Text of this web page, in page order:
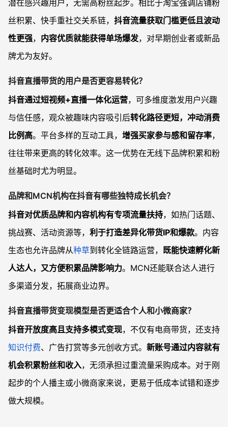
潜在感兴趣用户，无需高粉丝起步。相比于淘宝强调店铺粉
丝积累、快手重社交关系链， 抖音流量获取门槛更低且波动
性更强， 内容优质就能获得单场爆发，对早期创业者或新品
牌尤为友好。
抖音直播带货的用户是否更容易转化？
抖音通过短视频+直播一体化运营，可多维度激发用户兴趣
与信任感，观众被趣味内容吸引后转化路径更短，冲动消费
比例高。平台多样的互动工具， 增强买家参与感和留存率，
往往带来更高的转化效率。这一优势在无线下品牌积累和粉
丝基础时尤为明显。
品牌和MCN机构在抖音有哪些独特成长机会？
抖音对优质品牌和内容机构有专项流量扶持，如热门话题、
挑战赛、活动资源等， 利于打造差异化带货IP和爆款。内容
生态也允许品牌从种草到转化全链路运营， 既能快速孵化新
人达人，又方便积累品牌影响力。MCN还能联合达人进行
多渠道分发，拓展商业边界。
抖音直播带货变现模型是否更适合个人和小微商家？
抖音开放度高且支持多模式变现，不仅有电商带货，还支持
知识付费、广告打赏等多元创收方式。 新账号通过内容就有
机会积累粉丝和收入，无须承担过重流量采购成本。对于刚
起步的个人播主或小微商家来说，更易于低成本试错和逐步
做大规模。